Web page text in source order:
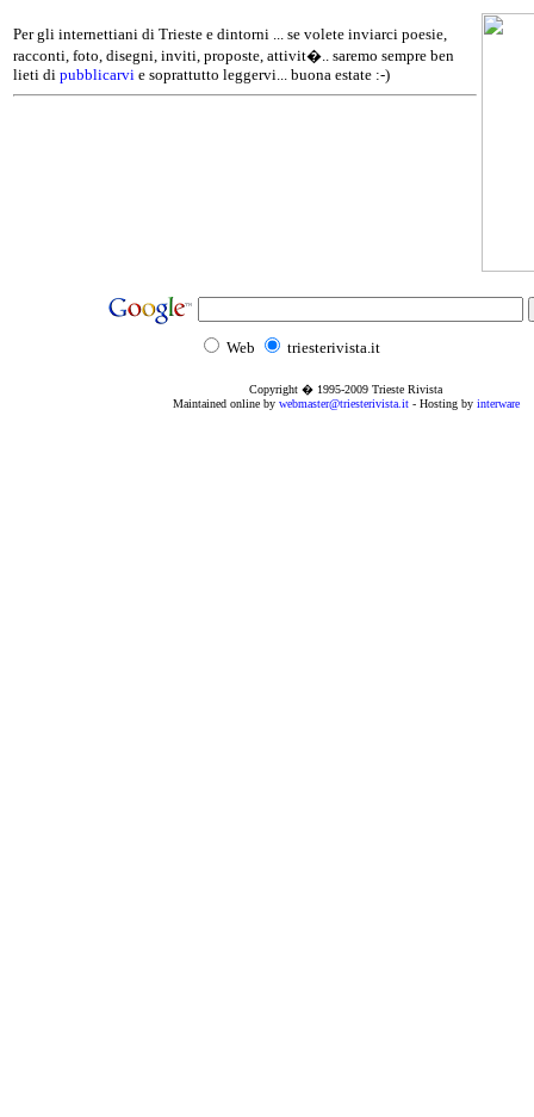
Per gli internettiani di Trieste e dintorni ... se volete inviarci poesie,
racconti, foto, disegni, inviti, proposte, attivit�.. saremo sempre ben
lieti di pubblicarvi e soprattutto leggervi... buona estate :-)
Web triesterivista.it
Copyright � 1995-2009 Trieste Rivista
Maintained online by webmaster@triesterivista.it- Hosting by interware